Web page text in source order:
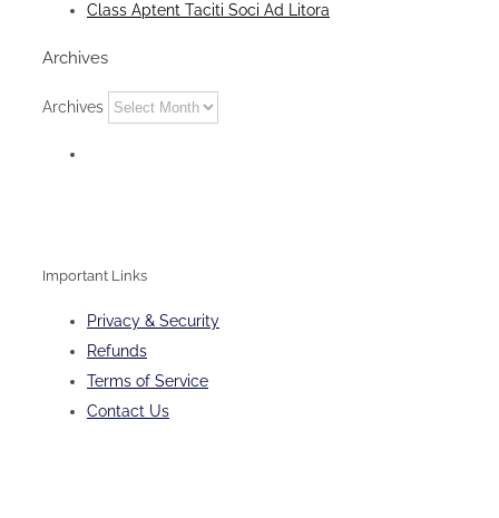
Class Aptent Taciti Soci Ad Litora
Archives
Archives
Important Links
Privacy & Security
Refunds
Terms of Service
Contact Us